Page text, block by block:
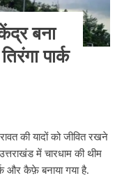
बना
पार्क
की यादों को जीवित रखने
में चारधाम की थीम
और कैफ़े बनाया गया है.